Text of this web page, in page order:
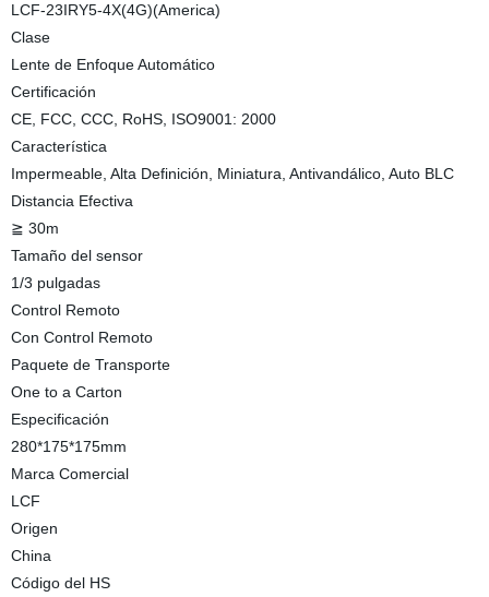
LCF-23IRY5-4X(4G)(America)
Clase
Lente de Enfoque Automático
Certificación
CE, FCC, CCC, RoHS, ISO9001: 2000
Característica
Impermeable, Alta Definición, Miniatura, Antivandálico, Auto BLC
Distancia Efectiva
≧ 30m
Tamaño del sensor
1/3 pulgadas
Control Remoto
Con Control Remoto
Paquete de Transporte
One to a Carton
Especificación
280*175*175mm
Marca Comercial
LCF
Origen
China
Código del HS